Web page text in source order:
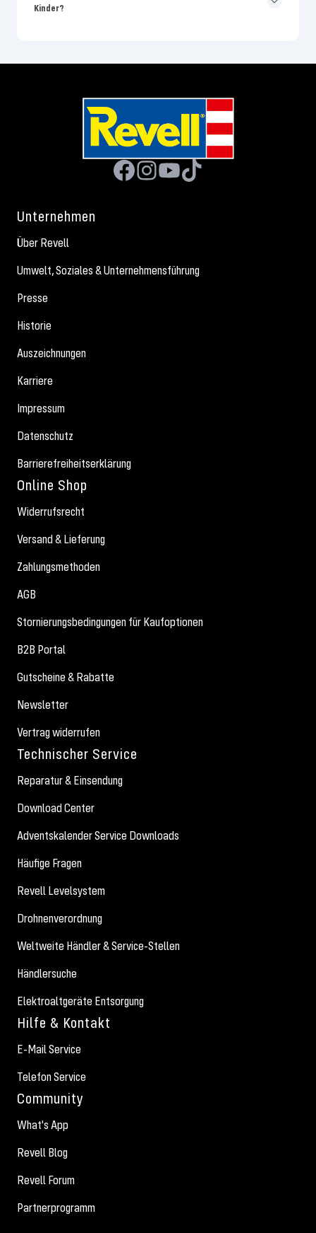
Kinder?
Unternehmen
Über Revell
Umwelt, Soziales & Unternehmensführung
Presse
Historie
Auszeichnungen
Karriere
Impressum
Datenschutz
Barrierefreiheitserklärung
Online Shop
Widerrufsrecht
Versand & Lieferung
Zahlungsmethoden
AGB
Stornierungsbedingungen für Kaufoptionen
B2B Portal
Gutscheine & Rabatte
Newsletter
Vertrag widerrufen
Technischer Service
Reparatur & Einsendung
Download Center
Adventskalender Service Downloads
Häufige Fragen
Revell Levelsystem
Drohnenverordnung
Weltweite Händler & Service-Stellen
Händlersuche
Elektroaltgeräte Entsorgung
Hilfe & Kontakt
E-Mail Service
Telefon Service
Community
What's App
Revell Blog
Revell Forum
Partnerprogramm